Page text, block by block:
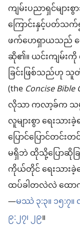
ကျမ်းပညာရှင်မျာ
ကြောင်းနှင့်ပတ်သ
ဖက်ဟေရှာယသည် ဟ
ဆို၏။ ယင်းကျမ်းကို
ခြင်းဖြစ်သည်ဟု
(theConcise
လိုသာ ကလာ့ခ်က သမ္
လူများစွာ ရေးသာ
ပြောင်ပြောင်တင်
မရှိဘဲ ထိုသို့ပြောဆို
ကိုယ်တိုင် ရေးသားခဲ့
ထပ်ခါတလဲလဲ ထော
—မဿဲ ၃:၃။၁၅:၇။
၉:၂၇၊၂၉။